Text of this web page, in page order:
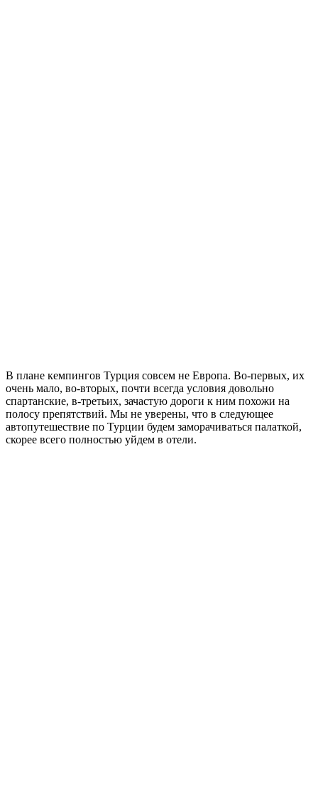
В плане кемпингов Турция совсем не Европа. Во-первых, их
очень мало, во-вторых, почти всегда условия довольно
спартанские, в-третьих, зачастую дороги к ним похожи на
полосу препятствий. Мы не уверены, что в следующее
автопутешествие по Турции будем заморачиваться палаткой,
скорее всего полностью уйдем в отели.